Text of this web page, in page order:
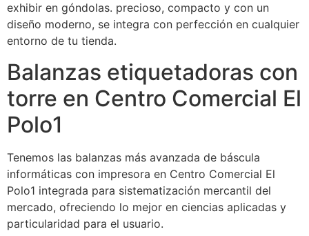
exhibir en góndolas. precioso, compacto y con un
diseño moderno, se integra con perfección en cualquier
entorno de tu tienda.
Balanzas etiquetadoras con
torre en Centro Comercial El
Polo1
Tenemos las balanzas más avanzada de báscula
informáticas con impresora en Centro Comercial El
Polo1 integrada para sistematización mercantil del
mercado, ofreciendo lo mejor en ciencias aplicadas y
particularidad para el usuario.